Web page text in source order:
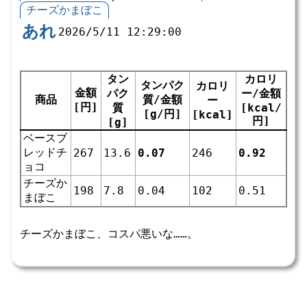
チーズかまぼこ
あれ 2026/5/11 12:29:00
商品
金額
[円]
タン
パク
質
[g]
タンパク
質/金額
[g/円]
カロリ
ー
[kcal]
カロリ
ー/金額
[kcal/
円]
ベースブ
レッドチ
ョコ
267 13.6 0.07 246 0.92
チーズか
まぼこ
198 7.8 0.04 102 0.51
チーズかまぼこ、コスパ悪いな……。